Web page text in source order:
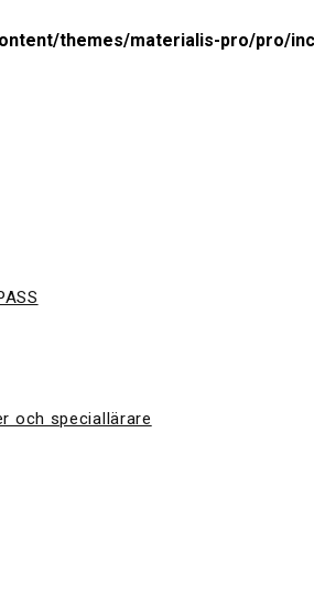
themes/materialis-pro/pro/
och speciallärare